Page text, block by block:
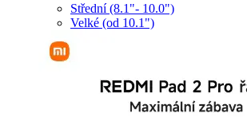
Střední (8.1"- 10.0")
Velké (od 10.1")